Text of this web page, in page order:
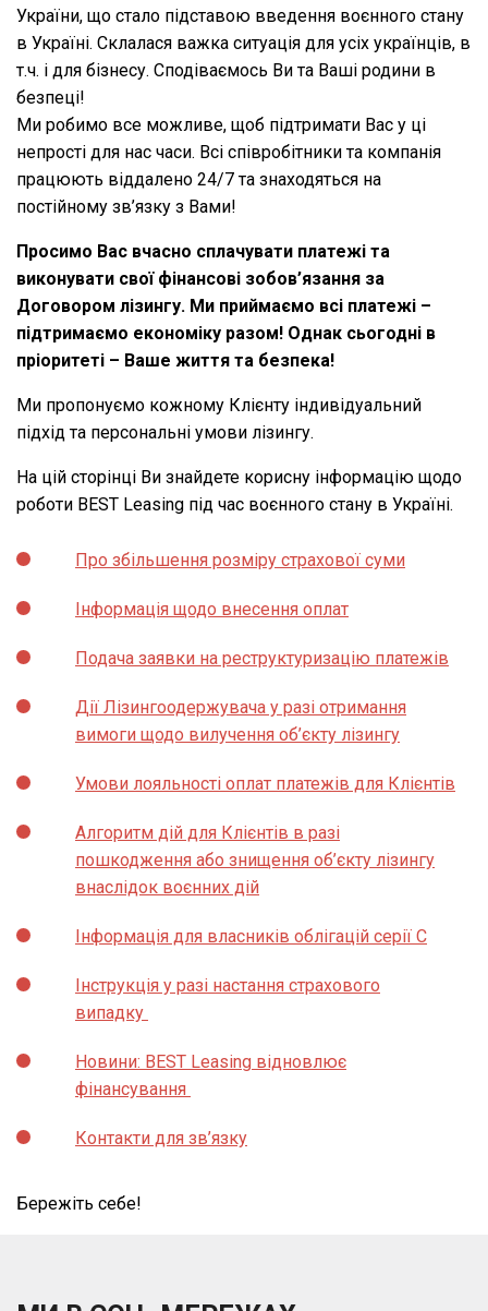
України, що стало підставою введення воєнного стану
в Україні. Склалася важка ситуація для усіх українців, в
т.ч. і для бізнесу. Сподіваємось Ви та Ваші родини в
безпеці!
Ми робимо все можливе, щоб підтримати Вас у ці
непрості для нас часи. Всі співробітники та компанія
працюють віддалено 24/7 та знаходяться на
постійному зв’язку з Вами!
Просимо Вас вчасно сплачувати платежі та
виконувати свої фінансові зобов’язання за
Договором лізингу. Ми приймаємо всі платежі –
підтримаємо економіку разом! Однак сьогодні в
пріоритеті – Ваше життя та безпека!
Ми пропонуємо кожному Клієнту індивідуальний
підхід та персональні умови лізингу.
На цій сторінці Ви знайдете корисну інформацію щодо
роботи BEST Leasing під час воєнного стану в Україні.
Про збільшення розміру страхової суми
Інформація щодо внесення оплат
Подача заявки на реструктуризацію платежів
Дії Лізингоодержувача у разі отримання
вимоги щодо вилучення об’єкту лізингу
Умови лояльності оплат платежів для Клієнтів
Алгоритм дій для Клієнтів в разі
пошкодження або знищення об’єкту лізингу
внаслідок воєнних дій
Інформація для власників облігацій серії С
Інструкція у разі настання страхового
випадку
Новини: BEST Leasing відновлює
фінансування
Контакти для зв’язку
Бережіть себе!